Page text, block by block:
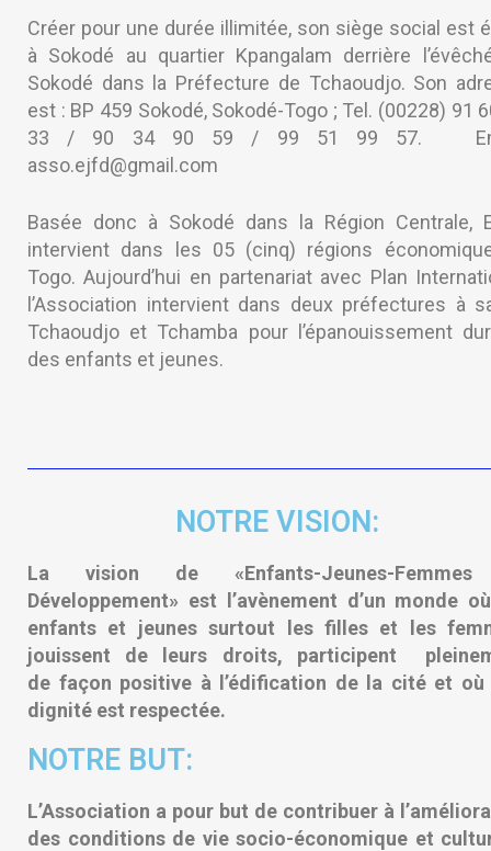
Créer pour une durée illimitée, son siège social est
à Sokodé au quartier Kpangalam derrière
Sokodé dans la Préfecture de Tchaoudjo. Son
est : BP 459 Sokodé, Sokodé-Togo ; Tel. (00228) 91
33 / 90 34 90 59 / 99 51 99 57.
asso.ejfd@gmail.com
Basée donc à Sokodé dans la Région Centrale,
intervient dans les 05 (cinq) régions
Togo. Aujourd’hui en partenariat avec Plan
l’Association intervient dans deux préfectures à
Tchaoudjo et Tchamba pour l’épanouissement
des enfants et jeunes.
NOTRE VISION:
La vision de «Enfants-Jeunes-
Développement» est l’avènement d’un monde
enfants et jeunes surtout les filles et les
jouissent de leurs droits, participent
de façon positive à l’édification de la cité et où
dignité est respectée.
NOTRE BUT:
L’Association a pour but de contribuer à
des conditions de vie socio-économique et